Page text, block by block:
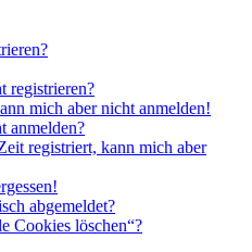
registrieren?
mich aber nicht anmelden!
anmelden?
registriert, kann mich aber
abgemeldet?
Cookies löschen“?